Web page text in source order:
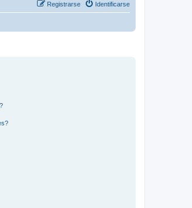
Identificarse
Registrarse